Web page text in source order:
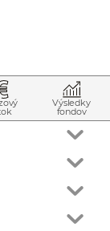
Výsledky
fondov